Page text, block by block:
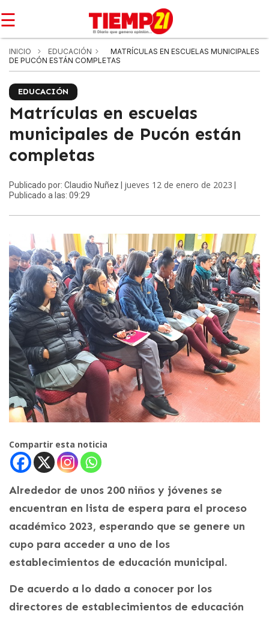
☰
INICIO EDUCACIÓN
MATRÍCULAS EN ESCUELAS MUNICIPALES
DE PUCÓN ESTÁN COMPLETAS
EDUCACIÓN
Matrículas en escuelas
municipales de Pucón están
completas
Publicado por: Claudio Nuñez | jueves 12 de enero de 2023
Publicado a las: 09:29
Compartir esta noticia
Alrededor de unos 200 niños y jóvenes se
encuentran en lista de espera para el proceso
académico 2023, esperando que se genere un
cupo para acceder a uno de los
establecimientos de educación municipal.
De acuerdo a lo dado a conocer por los
directores de establecimientos de educación